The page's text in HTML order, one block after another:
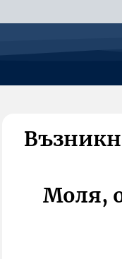
Моля,